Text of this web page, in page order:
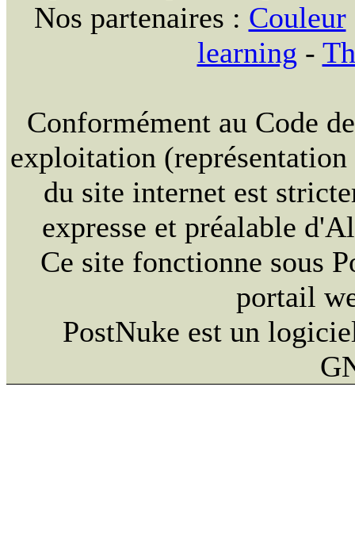
Nos partenaires : Couleur
learning -
Conformément au Code
exploitation
du site internet est
expresse et préalable
Ce site fonctionne sous
portail
PostNuke est un